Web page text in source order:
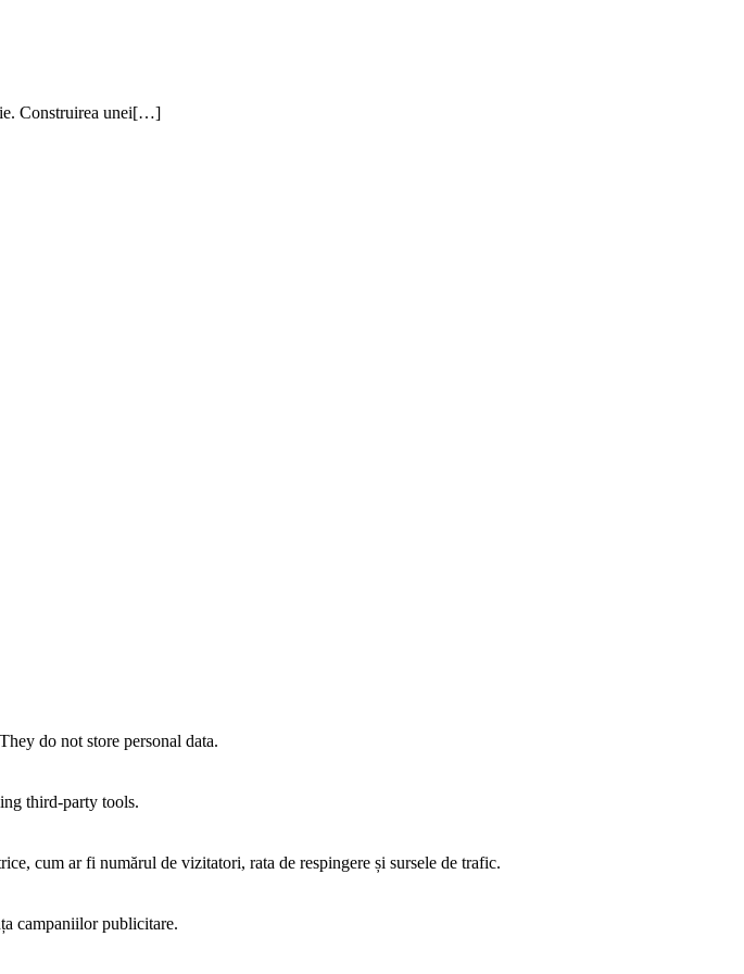
Construirea unei[…]
do not store personal data.
third-party tools.
cum ar fi numărul de vizitatori, rata de respingere și sursele de trafic.
campaniilor publicitare.